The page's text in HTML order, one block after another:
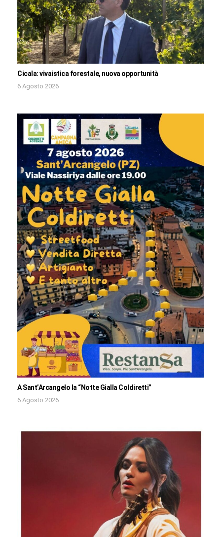
Cicala: vivaistica forestale, nuova opportunità
6 Agosto 2026
A Sant’Arcangelo la “Notte Gialla Coldiretti”
6 Agosto 2026